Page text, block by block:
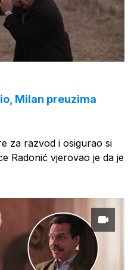
Milan preuzima
za razvod i osigurao si
Radonić vjerovao je da je